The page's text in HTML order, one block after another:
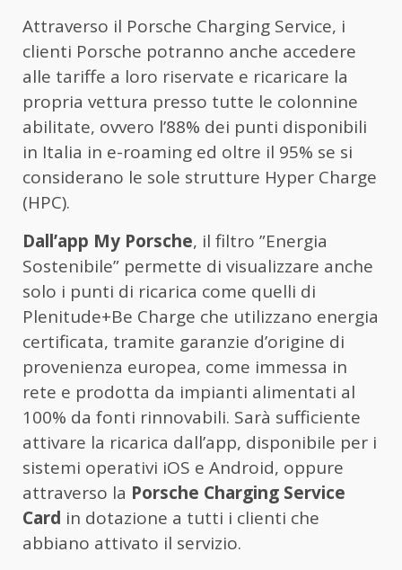
Attraverso il Porsche Charging Service, i
clienti Porsche potranno anche accedere
alle tariffe a loro riservate e ricaricare la
propria vettura presso tutte le colonnine
abilitate, ovvero l’88% dei punti disponibili
in Italia in e-roaming ed oltre il 95% se si
considerano le sole strutture Hyper Charge
(HPC).
Dall’app My Porsche, il filtro ”Energia
Sostenibile” permette di visualizzare anche
solo i punti di ricarica come quelli di
Plenitude+Be Charge che utilizzano energia
certificata, tramite garanzie d’origine di
provenienza europea, come immessa in
rete e prodotta da impianti alimentati al
100% da fonti rinnovabili. Sarà sufficiente
attivare la ricarica dall’app, disponibile per i
sistemi operativi iOS e Android, oppure
attraverso la Porsche Charging Service
Card in dotazione a tutti i clienti che
abbiano attivato il servizio.